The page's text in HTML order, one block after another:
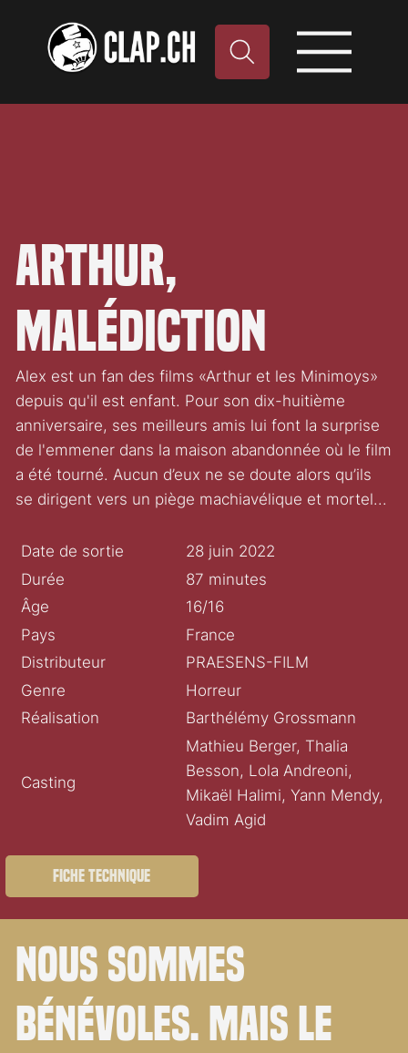
Arthur,
malédiction
Alex est un fan des films «Arthur et les Minimoys»
depuis qu'il est enfant. Pour son dix-huitième
anniversaire, ses meilleurs amis lui font la surprise
de l'emmener dans la maison abandonnée où le film
a été tourné. Aucun d’eux ne se doute alors qu’ils
se dirigent vers un piège machiavélique et mortel...
Date de sortie
28 juin 2022
Durée
87 minutes
Âge
16/16
Pays
France
Distributeur
PRAESENS-FILM
Genre
Horreur
Réalisation
Barthélémy Grossmann
Casting
Mathieu Berger, Thalia
Besson, Lola Andreoni,
Mikaël Halimi, Yann Mendy,
Vadim Agid
Fiche technique
Nous sommes
bénévoles. Mais le